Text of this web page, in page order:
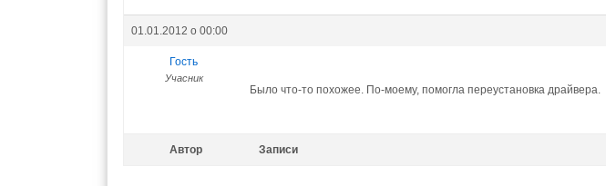
01.01.2012 о 00:00
Гость
Учасник
Было что-то похожее. По-моему, помогла переустановка драйвера.
Автор Записи